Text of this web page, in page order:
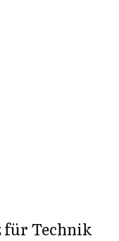
für Technik